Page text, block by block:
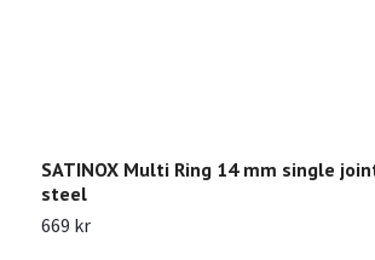
SATINOX Multi Ring 14 mm single
steel
669 kr